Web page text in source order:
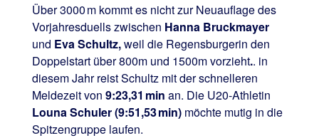
Über 3000 m kommt es nicht zur Neuauflage des
Vorjahresduells zwischen Hanna Bruckmayer
und Eva Schultz,weil die Regensburgerin den
Doppelstart über 800m und 1500m vorzieht.. in
diesem Jahr reist Schultz mit der schnelleren
Meldezeit von 9:23,31 min an. Die U20‑Athletin
Louna Schuler (9:51,53 min)möchte mutig in die
Spitzengruppe laufen.